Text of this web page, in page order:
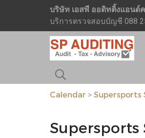
บริษัท เอสพี ออดิทติ้งแอนด์
บริการตรวจสอบบัญชี 088
Calendar > Supersports
Supersports